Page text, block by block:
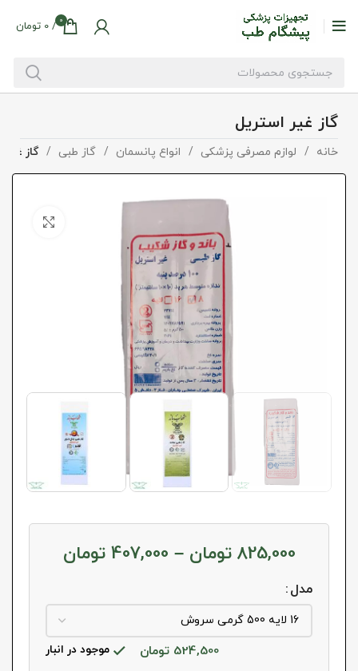
0
/
0 تومان
گاز غیر استریل
خانه لوازم مصرفی پزشکی انواع پانسمان گاز طبی گاز
825,000 تومان –
407,000 تومان
مدل
524,500 تومان موجود در انبار